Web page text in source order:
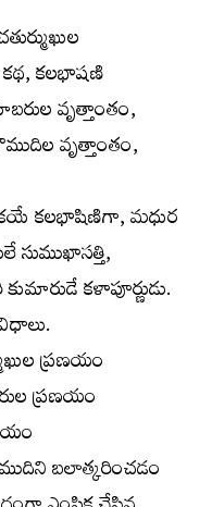
కథ, కలభాషణి
వృత్తాంతం,
వృత్తాంతం,
కలభాషిణిగా, మధుర
సుముఖాసత్తి,
కళాపూర్ణుడు.
ప్రణయం
ప్రణయం
బలాత్కరించడం